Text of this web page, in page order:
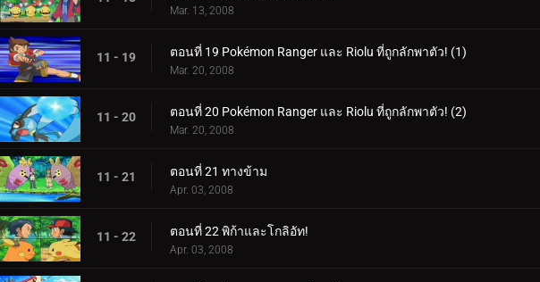
Mar. 13, 2008
11 - 19 ตอนที่ 19 Pokémon Ranger และ Riolu ที่ถูกลักพาตัว! (1)
Mar. 20, 2008
11 - 20 ตอนที่ 20 Pokémon Ranger และ Riolu ที่ถูกลักพาตัว! (2)
Mar. 20, 2008
11 - 21 ตอนที่ 21 ทางข้าม
Apr. 03, 2008
11 - 22 ตอนที่ 22 พิก้าและโกลิอัท!
Apr. 03, 2008